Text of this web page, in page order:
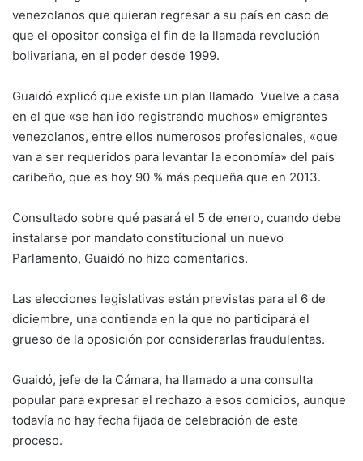
venezolanos que quieran regresar a su país en caso de
que el opositor consiga el fin de la llamada revolución
bolivariana, en el poder desde 1999.
Guaidó explicó que existe un plan llamado Vuelve a casa
en el que «se han ido registrando muchos» emigrantes
venezolanos, entre ellos numerosos profesionales, «que
van a ser requeridos para levantar la economía» del país
caribeño, que es hoy 90 % más pequeña que en 2013.
Consultado sobre qué pasará el 5 de enero, cuando debe
instalarse por mandato constitucional un nuevo
Parlamento, Guaidó no hizo comentarios.
Las elecciones legislativas están previstas para el 6 de
diciembre, una contienda en la que no participará el
grueso de la oposición por considerarlas fraudulentas.
Guaidó, jefe de la Cámara, ha llamado a una consulta
popular para expresar el rechazo a esos comicios, aunque
todavía no hay fecha fijada de celebración de este
proceso.